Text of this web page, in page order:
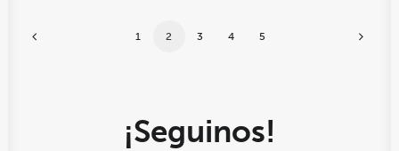
1 2 3 4 5
¡Seguinos!